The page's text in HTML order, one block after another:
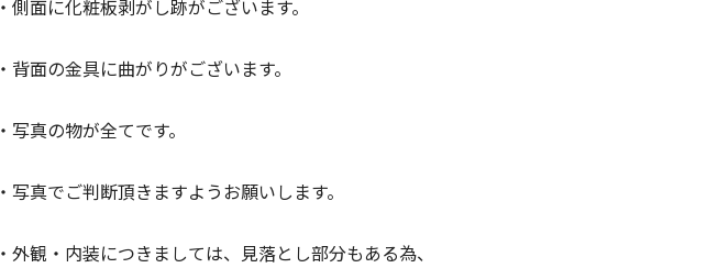
・側面に化粧板剥がし跡がございます。
・背面の金具に曲がりがございます。
・写真の物が全てです。
・写真でご判断頂きますようお願いします。
・外観・内装につきましては、見落とし部分もある為、